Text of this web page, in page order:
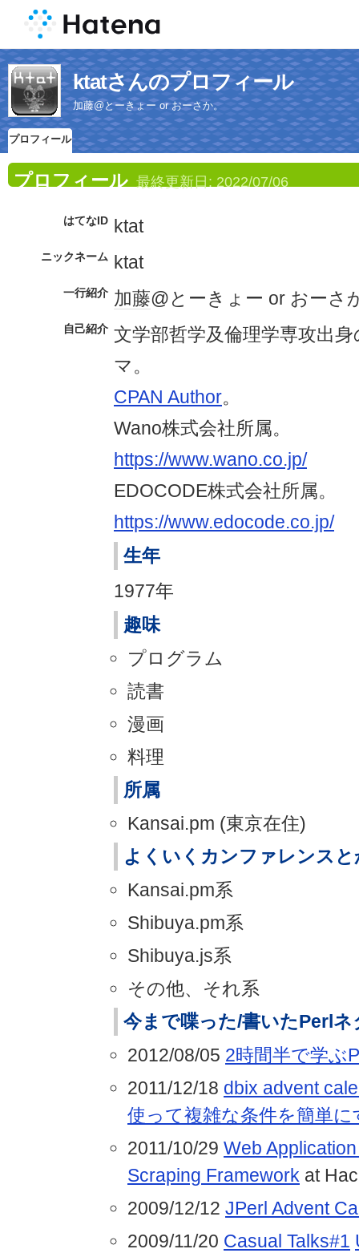
ktatさんのプロフィール
加藤@とーきょー or おーさか。
プロフィール
プロフィール 最終更新日: 2022/07/06
はてなID ktat
ニックネーム ktat
一行紹介 加藤@とーきょー or おーさ
自己紹介 文学部哲学及倫理学専攻出
マ。
CPAN Author。
Wano株式会社所属。
https://www.wano.co.jp/
EDOCODE株式会社所属。
https://www.edocode.co.jp/
生年
1977年
趣味
プログラム
読書
漫画
料理
所属
Kansai.pm (東京在住)
よくいくカンファレンスと
Kansai.pm系
Shibuya.pm系
Shibuya.js系
その他、それ系
今まで喋った/書いたPerl
2012/08/05 2時間半で学ぶ
2011/12/18 dbix advent
使って複雑な条件を簡単に
2011/10/29 Web
Scraping Framework at
2009/12/12 JPerl Advent
2009/11/20 Casual Talks#1